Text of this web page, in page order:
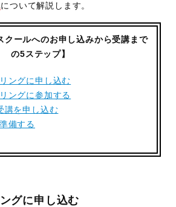
について解説します。
クールへのお申し込みから受講まで
の5ステップ】
ングに申し込む
ングに参加する
講を申し込む
備する
グに申し込む